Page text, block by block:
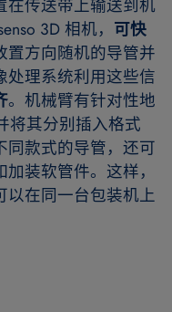
在传送带上输送到机
3D 相机， 可快
置方向随机的导管并
处理系统利用这些信
。机械臂有针对性地
将其分别插入格式
同款式的导管，还可
装软管件。这样，
以在同一台包装机上